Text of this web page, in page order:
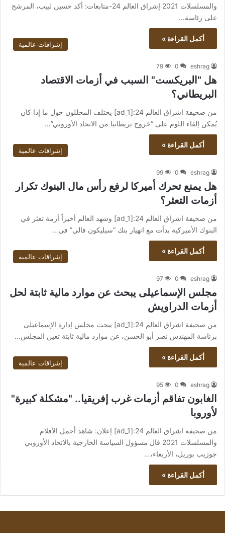
والمسلسلات 2021 إشراق العالم 24-متابعات: أكد حسين لبيب، المرشح
على رئاسة…
أكمل القراءة »
إشراقات عالمية
eshrag
0
79
هل "البريكست" السبب في أزمات الاقتصاد
البريطاني؟
من صحيفة اشراق العالم 24:[ad_1] يختلف المحللون حول ما إذا كان
يُمكن إلقاء اللوم على “خروج بريطانيا من الاتحاد الأوروبي”…
أكمل القراءة »
إشراقات عالمية
eshrag
0
99
هل يمنع تحرك أميركا لرفع رأس مال البنوك تكرار
أزمات التعثر؟
من صحيفة اشراق العالم 24:[ad_1] وشهد العالم أخيراً أزمة تعثر في
البنوك الأميركية بدأت مع انهيار بنك “سيليكون فالي” في…
أكمل القراءة »
إشراقات عالمية
eshrag
0
97
مجلس الإسماعيلى يبحث عن موارد مالية ثابتة لحل
أزمات الدراويش
من صحيفة اشراق العالم 24:[ad_1] يبحث مجلس إدارة الإسماعيلى
برئاسة المهندس نصر أبو الحسن، عن موارد مالية ثابتة تعين المجلس…
أكمل القراءة »
إشراقات عالمية
eshrag
0
95
الغابون تفاقم أزمات غرب إفريقيا.. "مشكلة كبيرة"
لأوروبا
من صحيفة اشراق العالم 24:[ad_1] إعلان: شاهد أجمل الأفلام
والمسلسلات 2021 قال مسؤول السياسة الخارجية بالاتحاد الأوروبي
جوزيب بوريل، الأربعاء،…
أكمل القراءة »